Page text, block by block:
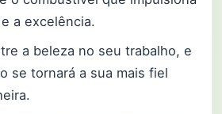
a excelência.
a beleza no seu trabalho, e
se tornará a sua mais fiel